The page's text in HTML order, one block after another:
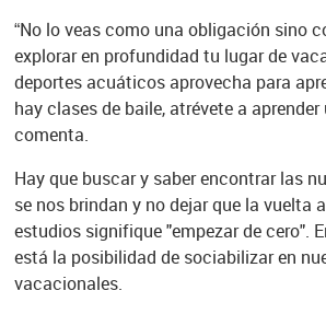
“No lo veas como una obligación sino
explorar en profundidad tu lugar de
deportes acuáticos aprovecha para
hay clases de baile, atrévete a
comenta.
Hay que buscar y saber encontrar las
se nos brindan y no dejar que la vuelta
estudios signifique "empezar de cero".
está la posibilidad de sociabilizar en
vacacionales.